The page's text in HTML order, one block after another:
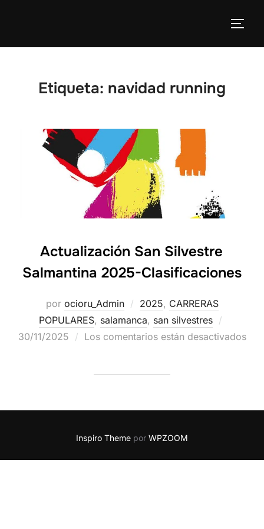
Etiqueta: navidad running
Actualización San Silvestre
Salmantina 2025-Clasificaciones
por ocioru_Admin 2025, CARRERAS
POPULARES, salamanca, san silvestres
30/11/2025
Los comentarios están desactivados
Inspiro Theme por WPZOOM